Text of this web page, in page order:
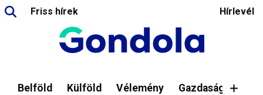
Friss hírek Hírlevél
Belföld Külföld Vélemény Gazdaság